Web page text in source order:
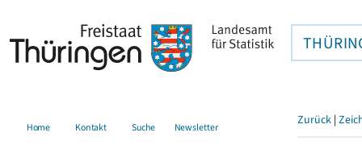
Home Kontakt Suche Newsletter Zurück |